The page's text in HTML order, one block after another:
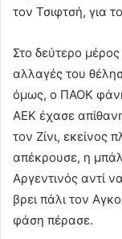
τον Τσιφτσή, για
Στο δεύτερο
αλλαγές του
όμως, ο ΠΑΟΚ
ΑΕΚ έχασε
τον Ζίνι, εκείνος
απέκρουσε, η
Αργεντινός αντί
βρει πάλι τον
φάση πέρασε.